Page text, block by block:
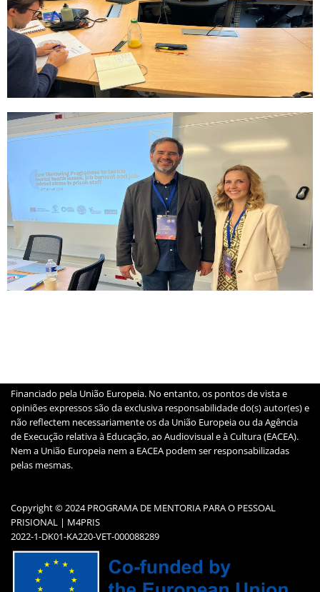
Financiado pela União Europeia. No entanto, os pontos de vista e
opiniões expressos são da exclusiva responsabilidade do(s) autor(es) e
não reflectem necessariamente os da União Europeia ou da Agência
de Execução relativa à Educação, ao Audiovisual e à Cultura (EACEA).
Nem a União Europeia nem a EACEA podem ser responsabilizadas
pelas mesmas.
Copyright © 2024 PROGRAMA DE MENTORIA PARA O PESSOAL
PRISIONAL | M4PRIS
2022-1-DK01-KA220-VET-000088289